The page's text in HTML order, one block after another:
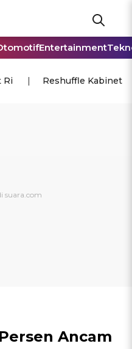
Entertainment
Ri Reshuffle Kabinet
Ancam